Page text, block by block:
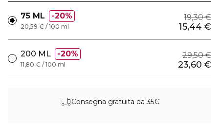
75 ML 20% 19,30 €
15,44 €
20,59 € / 100 ml
200 ML 20% 29,50 €
23,60 €
11,80 € / 100 ml
Consegna gratuita da 35€